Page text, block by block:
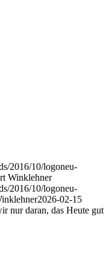
2016/10/logoneu-
Winklehner
2016/10/logoneu-
2026-02-15
nur daran, das Heute gut